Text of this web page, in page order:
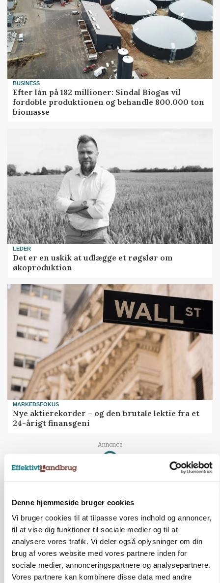
Denne hjemmeside bruger cookies
Vi bruger cookies til at tilpasse vores indhold og annoncer,
til at vise dig funktioner til sociale medier og til at
analysere vores trafik. Vi deler også oplysninger om din
brug af vores website med vores partnere inden for
sociale medier, annonceringspartnere og analysepartnere.
Vores partnere kan kombinere disse data med andre
BUSINESS
Efter lån på 182 millioner: Sindal Biogas vil
fordoble produktionen og behandle 800.000 ton
biomasse
LEDER
Det er en uskik at udlægge et røgslør om
økoproduktion
MARKEDSFOKUS
Nye aktierekorder – og den brutale lektie fra et
24-årigt finansgeni
Annonce
HØST-TOUR